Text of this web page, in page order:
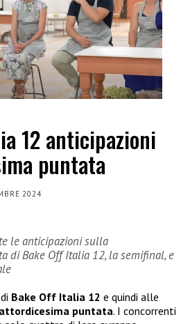
12 anticipazioni
puntata
2024
le anticipazioni sulla
di Bake Off Italia 12, la semifinal, e
di Bake Off Italia 12 e quindi alle
puntata. I concorrenti